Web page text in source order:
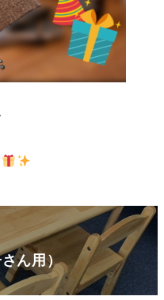
ん用）